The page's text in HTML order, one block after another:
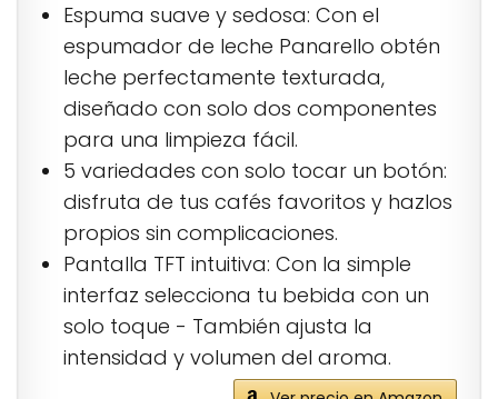
Espuma suave y sedosa: Con el
espumador de leche Panarello obtén
leche perfectamente texturada,
diseñado con solo dos componentes
para una limpieza fácil.
5 variedades con solo tocar un botón:
disfruta de tus cafés favoritos y hazlos
propios sin complicaciones.
Pantalla TFT intuitiva: Con la simple
interfaz selecciona tu bebida con un
solo toque - También ajusta la
intensidad y volumen del aroma.